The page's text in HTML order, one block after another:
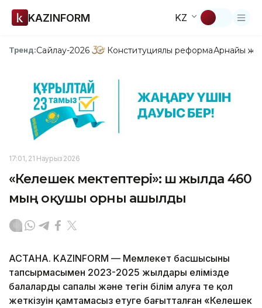
KAZINFORM KZ
Тренд:Сайлау-2026 Конституциялық реформаАрнайы
17:01, 21 Наурыз 2026
«Келешек мектептері»: үш жылда 460
мың оқушы орны ашылды
АСТАНА. KAZINFORM — Мемлекет басшысының
тапсырмасымен 2023-2025 жылдары елімізде
балалардың сапалы және тегін білім алуға тең қол
жеткізуін қамтамасыз етуге бағытталған «Келешек